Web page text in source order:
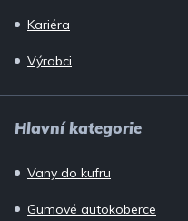
Kariéra
Výrobci
Hlavní kategorie
Vany do kufru
Gumové autokoberce